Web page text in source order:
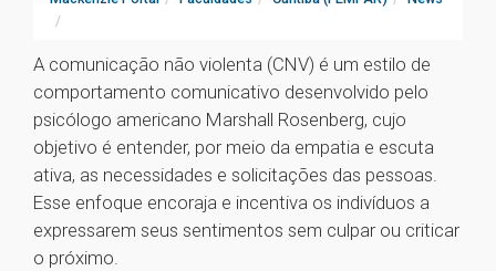
A comunicação não violenta (CNV) é um estilo de
comportamento comunicativo desenvolvido pelo
psicólogo americano Marshall Rosenberg, cujo
objetivo é entender, por meio da empatia e escuta
ativa, as necessidades e solicitações das pessoas.
Esse enfoque encoraja e incentiva os indivíduos a
expressarem seus sentimentos sem culpar ou criticar
o próximo.